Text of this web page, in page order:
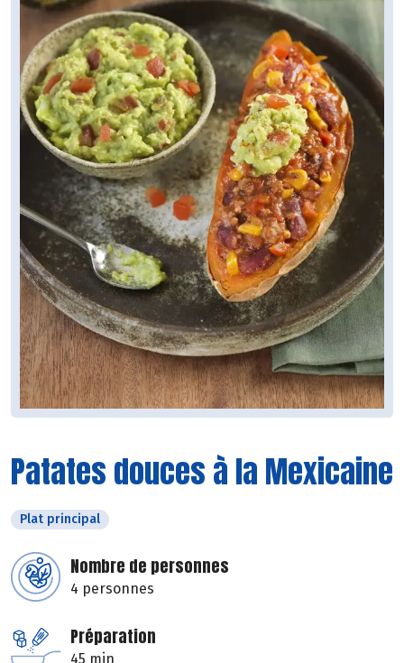
Patates douces à la Mexicaine
Plat principal
Nombre de personnes
4 personnes
Préparation
45 min